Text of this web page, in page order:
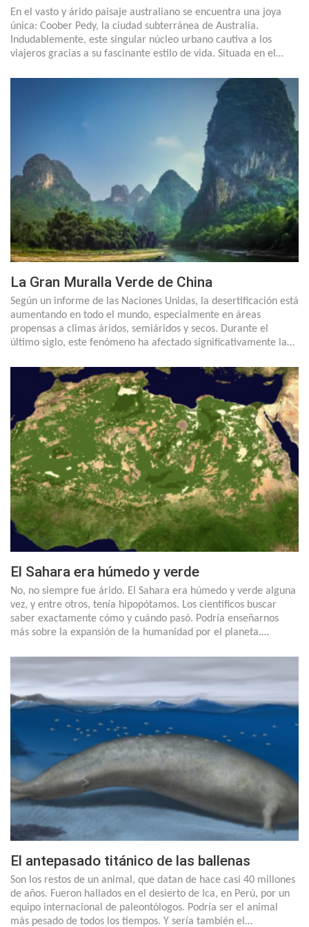
En el vasto y árido paisaje australiano se encuentra una joya
única: Coober Pedy, la ciudad subterránea de Australia.
Indudablemente, este singular núcleo urbano cautiva a los
viajeros gracias a su fascinante estilo de vida. Situada en el…
La Gran Muralla Verde de China
Según un informe de las Naciones Unidas, la desertificación está
aumentando en todo el mundo, especialmente en áreas
propensas a climas áridos, semiáridos y secos. Durante el
último siglo, este fenómeno ha afectado significativamente la…
El Sahara era húmedo y verde
No, no siempre fue árido. El Sahara era húmedo y verde alguna
vez, y entre otros, tenía hipopótamos. Los científicos buscar
saber exactamente cómo y cuándo pasó. Podría enseñarnos
más sobre la expansión de la humanidad por el planeta.…
El antepasado titánico de las ballenas
Son los restos de un animal, que datan de hace casi 40 millones
de años. Fueron hallados en el desierto de Ica, en Perú, por un
equipo internacional de paleontólogos. Podría ser el animal
más pesado de todos los tiempos. Y sería también el…